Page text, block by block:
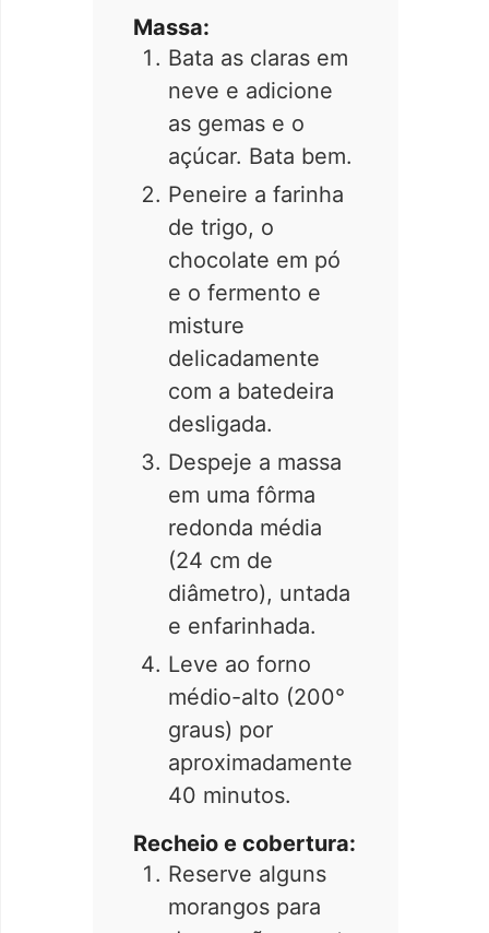
Massa:
Bata as claras em
neve e adicione
as gemas e o
açúcar. Bata bem.
Peneire a farinha
de trigo, o
chocolate em pó
e o fermento e
misture
delicadamente
com a batedeira
desligada.
Despeje a massa
em uma fôrma
redonda média
(24 cm de
diâmetro), untada
e enfarinhada.
Leve ao forno
médio-alto (200°
graus) por
aproximadamente
40 minutos.
Recheio e cobertura:
Reserve alguns
morangos para